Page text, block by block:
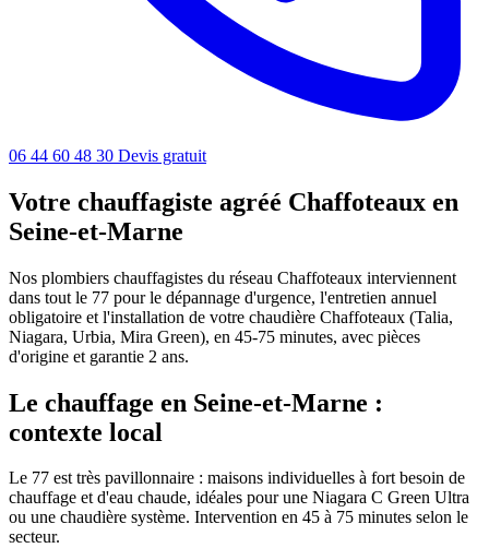
06 44 60 48 30 Devis gratuit
Votre chauffagiste agréé Chaffoteaux en
Seine-et-Marne
Nos plombiers chauffagistes du réseau Chaffoteaux interviennent
dans tout le 77 pour le dépannage d'urgence, l'entretien annuel
obligatoire et l'installation de votre chaudière Chaffoteaux (Talia,
Niagara, Urbia, Mira Green), en 45-75 minutes, avec pièces
d'origine et garantie 2 ans.
Le chauffage en Seine-et-Marne :
contexte local
Le 77 est très pavillonnaire : maisons individuelles à fort besoin de
chauffage et d'eau chaude, idéales pour une Niagara C Green Ultra
ou une chaudière système. Intervention en 45 à 75 minutes selon le
secteur.